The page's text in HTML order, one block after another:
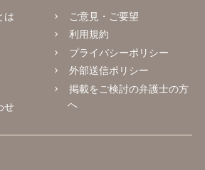
は
せ
ご意見・ご要望
利用規約
プライバシーポリシー
外部送信ポリシー
掲載をご検討の弁護士の方
へ